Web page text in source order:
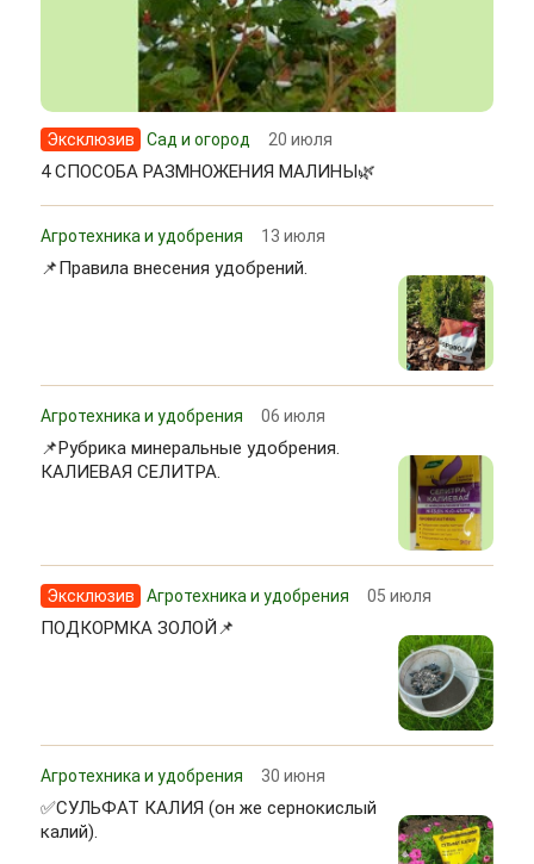
Эксклюзив Сад и огород 20 июля
4 СПОСОБА РАЗМНОЖЕНИЯ МАЛИНЫ🌿
Агротехника и удобрения 13 июля
📌Правила внесения удобрений.
Агротехника и удобрения 06 июля
📌Рубрика минеральные удобрения.
КАЛИЕВАЯ СЕЛИТРА.
Эксклюзив Агротехника и удобрения 05 июля
ПОДКОРМКА ЗОЛОЙ📌
Агротехника и удобрения 30 июня
✅СУЛЬФАТ КАЛИЯ (он же сернокислый
калий).